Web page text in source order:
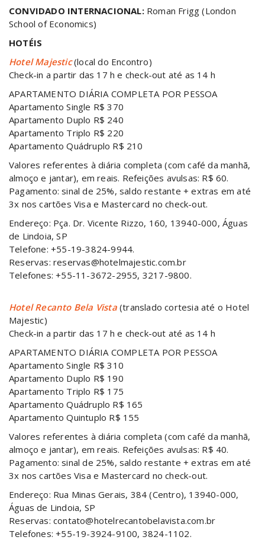
CONVIDADO INTERNACIONAL:Roman Frigg (London
School of Economics)
HOTÉIS
Hotel Majestic(local do Encontro)
Check-in a partir das 17 h e check-out até as 14 h
APARTAMENTO DIÁRIA COMPLETA POR PESSOA
Apartamento Single R$ 370
Apartamento Duplo R$ 240
Apartamento Triplo R$ 220
Apartamento Quádruplo R$ 210
Valores referentes à diária completa (com café da manhã,
almoço e jantar), em reais. Refeições avulsas: R$ 60.
Pagamento: sinal de 25%, saldo restante + extras em até
3x nos cartões Visa e Mastercard no check-out.
Endereço: Pça. Dr. Vicente Rizzo, 160, 13940-000, Águas
de Lindoia, SP
Telefone: +55-19-3824-9944.
Reservas: reservas@hotelmajestic.com.br
Telefones: +55-11-3672-2955, 3217-9800.
Hotel Recanto Bela Vista(translado cortesia até o Hotel
Majestic)
Check-in a partir das 17 h e check-out até as 14 h
APARTAMENTO DIÁRIA COMPLETA POR PESSOA
Apartamento Single R$ 310
Apartamento Duplo R$ 190
Apartamento Triplo R$ 175
Apartamento Quádruplo R$ 165
Apartamento Quintuplo R$ 155
Valores referentes à diária completa (com café da manhã,
almoço e jantar), em reais. Refeições avulsas: R$ 40.
Pagamento: sinal de 25%, saldo restante + extras em até
3x nos cartões Visa e Mastercard no check-out.
Endereço: Rua Minas Gerais, 384 (Centro), 13940-000,
Águas de Lindoia, SP
Reservas: contato@hotelrecantobelavista.com.br
Telefones: +55-19-3924-9100, 3824-1102.